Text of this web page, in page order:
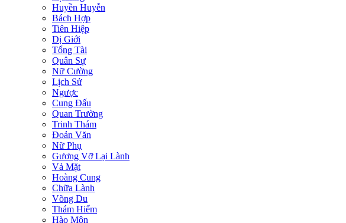
Huyền Huyễn
Bách Hợp
Tiên Hiệp
Dị Giới
Tổng Tài
Quân Sự
Nữ Cường
Lịch Sử
Ngược
Cung Đấu
Quan Trường
Trinh Thám
Đoản Văn
Nữ Phụ
Gương Vỡ Lại Lành
Vả Mặt
Hoàng Cung
Chữa Lành
Võng Du
Thám Hiểm
Hào Môn